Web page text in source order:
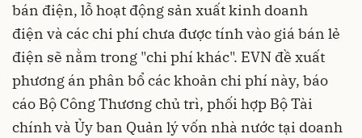
bán điện, lỗ hoạt động sản xuất kinh doanh
điện và các chi phí chưa được tính vào giá bán lẻ
điện sẽ nằm trong "chi phí khác". EVN đề xuất
phương án phân bổ các khoản chi phí này, báo
cáo Bộ Công Thương chủ trì, phối hợp Bộ Tài
chính và Ủy ban Quản lý vốn nhà nước tại doanh